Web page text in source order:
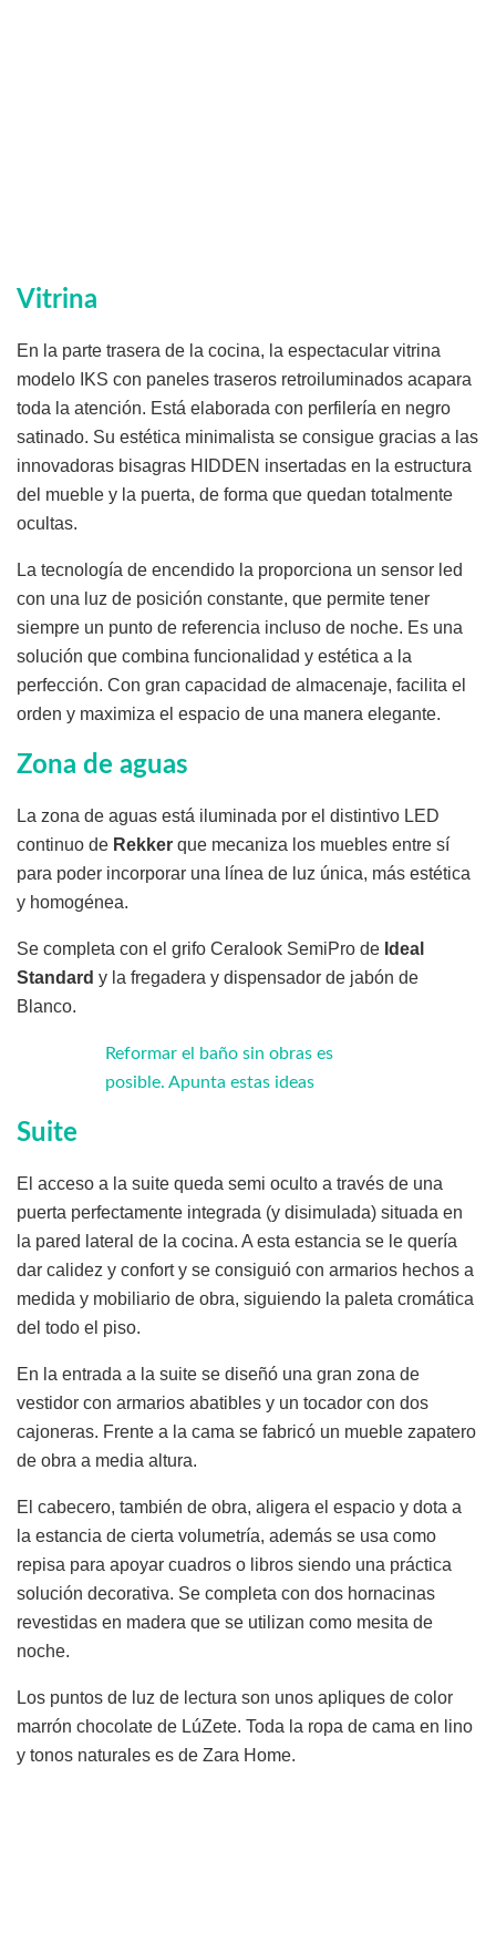
Vitrina
En la parte trasera de la cocina, la espectacular vitrina
modelo IKS con paneles traseros retroiluminados acapara
toda la atención. Está elaborada con perfilería en negro
satinado. Su estética minimalista se consigue gracias a las
innovadoras bisagras HIDDEN insertadas en la estructura
del mueble y la puerta, de forma que quedan totalmente
ocultas.
La tecnología de encendido la proporciona un sensor led
con una luz de posición constante, que permite tener
siempre un punto de referencia incluso de noche. Es una
solución que combina funcionalidad y estética a la
perfección. Con gran capacidad de almacenaje, facilita el
orden y maximiza el espacio de una manera elegante.
Zona de aguas
La zona de aguas está iluminada por el distintivo LED
continuo de Rekker que mecaniza los muebles entre sí
para poder incorporar una línea de luz única, más estética
y homogénea.
Se completa con el grifo Ceralook SemiPro de Ideal
Standard y la fregadera y dispensador de jabón de
Blanco.
Reformar el baño sin obras es
posible. Apunta estas ideas
Suite
El acceso a la suite queda semi oculto a través de una
puerta perfectamente integrada (y disimulada) situada en
la pared lateral de la cocina. A esta estancia se le quería
dar calidez y confort y se consiguió con armarios hechos a
medida y mobiliario de obra, siguiendo la paleta cromática
del todo el piso.
En la entrada a la suite se diseñó una gran zona de
vestidor con armarios abatibles y un tocador con dos
cajoneras. Frente a la cama se fabricó un mueble zapatero
de obra a media altura.
El cabecero, también de obra, aligera el espacio y dota a
la estancia de cierta volumetría, además se usa como
repisa para apoyar cuadros o libros siendo una práctica
solución decorativa. Se completa con dos hornacinas
revestidas en madera que se utilizan como mesita de
noche.
Los puntos de luz de lectura son unos apliques de color
marrón chocolate de LúZete. Toda la ropa de cama en lino
y tonos naturales es de Zara Home.